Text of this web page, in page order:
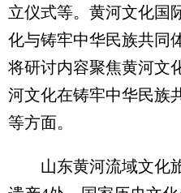
立仪式等。黄河文化国
化与铸牢中华民族共同
将研讨内容聚焦黄河文
河文化在铸牢中华民族
等方面。
山东黄河流域文化旅